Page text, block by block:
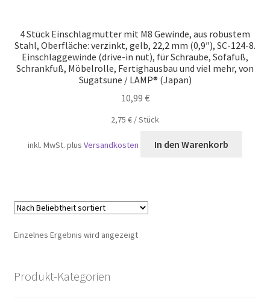
4 Stück Einschlagmutter mit M8 Gewinde, aus robustem
Stahl, Oberfläche: verzinkt, gelb, 22,2 mm (0,9″), SC-124-8.
Einschlaggewinde (drive-in nut), für Schraube, Sofafuß,
Schrankfuß, Möbelrolle, Fertighausbau und viel mehr, von
Sugatsune / LAMP® (Japan)
10,99 €
2,75 € /Stück
inkl. MwSt. plusVersandkosten In den Warenkorb
Einzelnes Ergebnis wird angezeigt
Produkt-Kategorien